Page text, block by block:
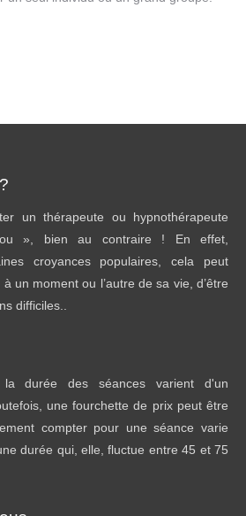
un thérapeute ou hypnothérapeute
», bien au contraire ! En effet,
croyances populaires, cela peut
un moment ou l’autre de sa vie, d’être
difficiles..
durée des séances varient d'un
une fourchette de prix peut être
compter pour une séance varie
durée qui, elle, fluctue entre 45 et 75